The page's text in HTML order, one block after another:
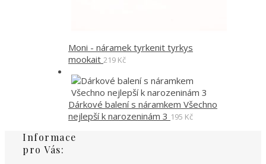
Moni - náramek tyrkenit tyrkys
mookait 219 Kč
Dárkové balení s náramkem Všechno
nejlepší k narozeninám 3 195 Kč
Informace
pro Vás: